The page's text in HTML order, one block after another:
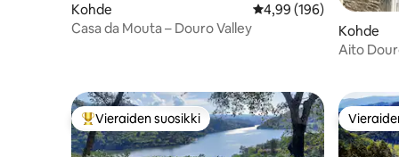
Kohde Keskimääräinen arvio
4,99 (196)
Casa da Mouta – Douro Valley
Kohde
Aito
Vieraiden suosikkien parhaimmistoa
Vieraiden suosikki